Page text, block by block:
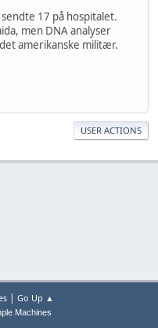
17 på hospitalet.
men DNA analyser
amerikanske militær.
USER ACTIONS
| Go Up ▲
Machines